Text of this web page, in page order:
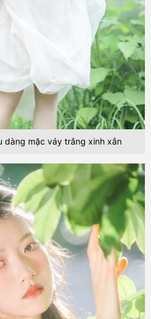
dàng mặc váy trắng xinh xắn